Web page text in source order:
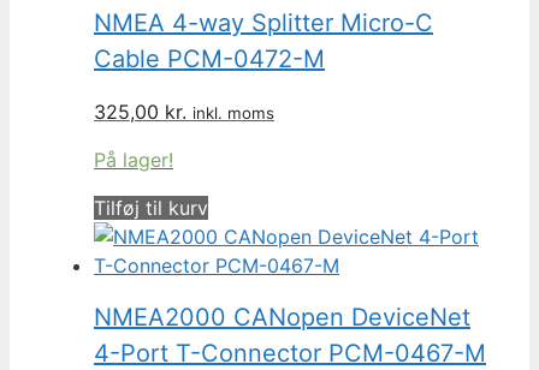
NMEA 4-way Splitter Micro-C
Cable PCM-0472-M
325,00 kr. inkl. moms
På lager!
Tilføj til kurv
NMEA2000 CANopen DeviceNet
4-Port T-Connector PCM-0467-M